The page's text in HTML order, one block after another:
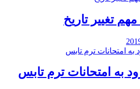
مهم تغییر تاریخ
به امتحانات ترم تابس